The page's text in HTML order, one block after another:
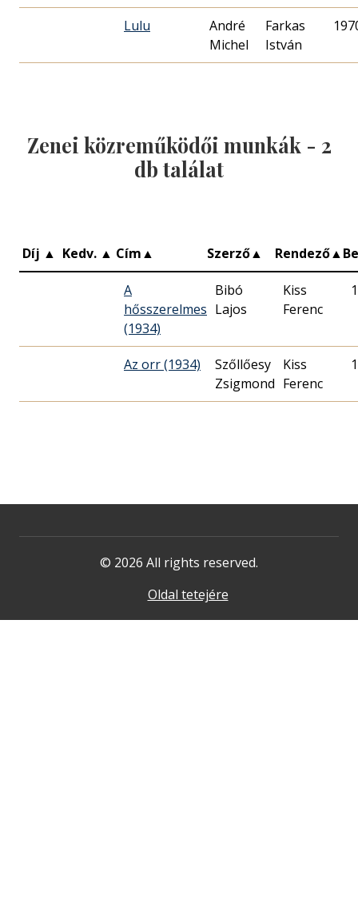
Lulu
André
Michel
Farkas
István
Zenei közreműködői munkák - 2
db találat
Díj ▲ Kedv. ▲ Cím▲ Szerző▲ Rendező▲
A
hősszerelmes
(1934)
Bibó
Lajos
Kiss
Ferenc
Az orr (1934)
Szőllőesy
Zsigmond
Kiss
Ferenc
© 2026 All rights reserved.
Oldal tetejére